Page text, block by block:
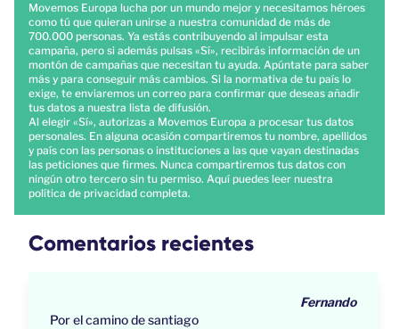
Movemos Europa lucha por un mundo mejor y necesitamos héroes
como tú que quieran unirse a nuestra comunidad de más de
700.000 personas. Ya estás contribuyendo al impulsar esta
campaña, pero si además pulsas «Sí», recibirás información de un
montón de campañas que necesitan tu ayuda. Apúntate para saber
más y para conseguir más cambios. Si la normativa de tu país lo
exige, te enviaremos un correo para confirmar que deseas añadir
tus datos a nuestra lista de difusión.
Al elegir «Sí», autorizas a Movemos Europa a procesar tus datos
personales. En alguna ocasión compartiremos tu nombre, apellidos
y país con las personas o instituciones a las que vayan destinadas
las peticiones que firmes. Nunca compartiremos tus datos con
ningún otro tercero sin tu permiso. Aquí puedes leer nuestra
política de privacidad completa.
Comentarios recientes
Fernando
Por el camino de santiago